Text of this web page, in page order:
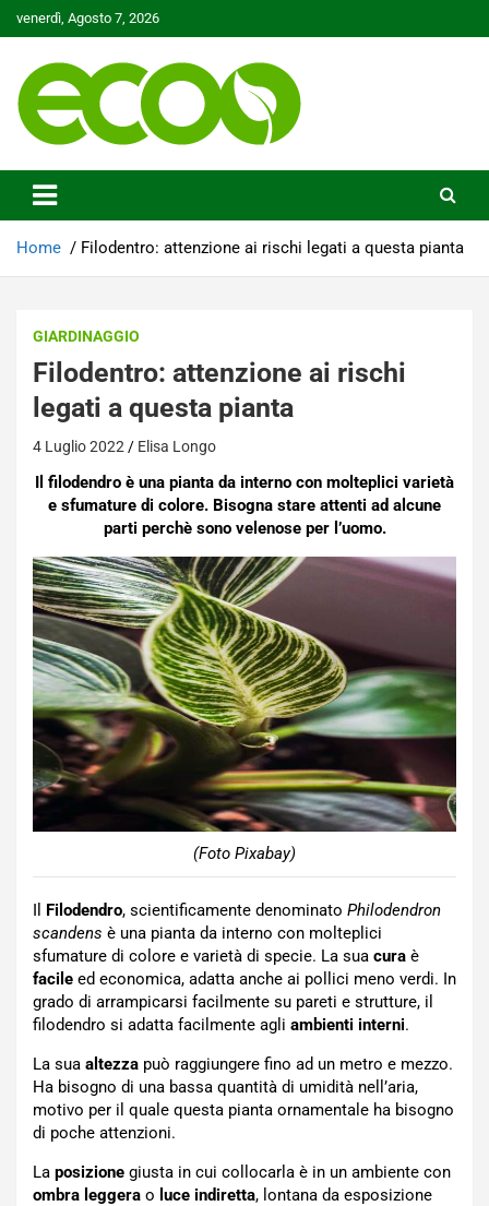
to
venerdì, Agosto 7, 2026
Ecoo.it
Home Filodentro: attenzione ai rischi legati a questa pianta
GIARDINAGGIO
Filodentro: attenzione ai rischi
legati a questa pianta
4 Luglio 2022 Elisa Longo
Il filodendro è una pianta da interno con molteplici varietà
e sfumature di colore. Bisogna stare attenti ad alcune
parti perchè sono velenose per l’uomo.
(Foto Pixabay)
Il Filodendro, scientificamente denominato Philodendron
scandens è una pianta da interno con molteplici
sfumature di colore e varietà di specie. La sua cura è
facile ed economica, adatta anche ai pollici meno verdi. In
grado di arrampicarsi facilmente su pareti e strutture, il
filodendro si adatta facilmente agli ambienti interni.
La sua altezza può raggiungere fino ad un metro e mezzo.
Ha bisogno di una bassa quantità di umidità nell’aria,
motivo per il quale questa pianta ornamentale ha bisogno
di poche attenzioni.
La posizione giusta in cui collocarla è in un ambiente con
ombra leggera o luce indiretta, lontana da esposizione